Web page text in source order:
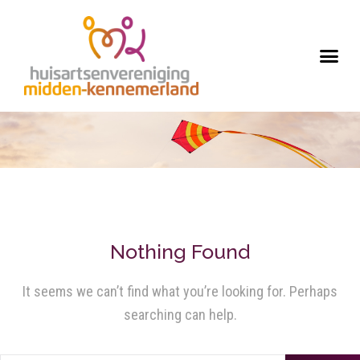
Nothing Found
It seems we can’t find what you’re looking for. Perhaps
searching can help.